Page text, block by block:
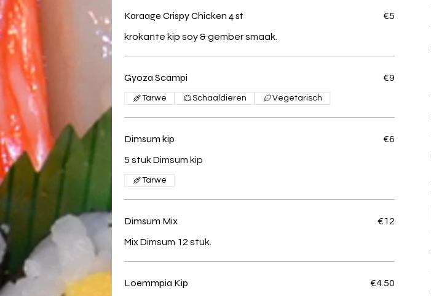
Karaage Crispy Chicken 4 st
krokante kip soy & gember smaak.
€5
Gyoza Scampi €9
Tarwe Schaaldieren Vegetarisch
Dimsum kip
5 stuk Dimsum kip
€6
Tarwe
Dimsum Mix
Mix Dimsum 12 stuk.
€12
Loemmpia Kip €4.50